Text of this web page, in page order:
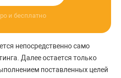
и бесплатно
непосредственно само
Далее остается только
поставленных целей